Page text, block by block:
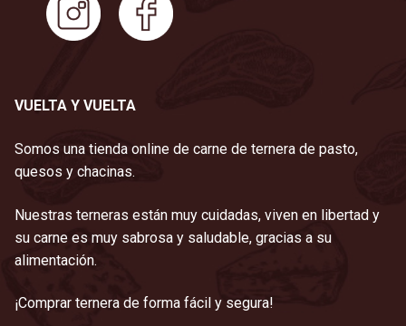
VUELTA Y VUELTA
Somos una tienda online de carne de ternera de pasto,
quesos y chacinas.
Nuestras terneras están muy cuidadas, viven en libertad y
su carne es muy sabrosa y saludable, gracias a su
alimentación.
¡Comprar ternera de forma fácil y segura!